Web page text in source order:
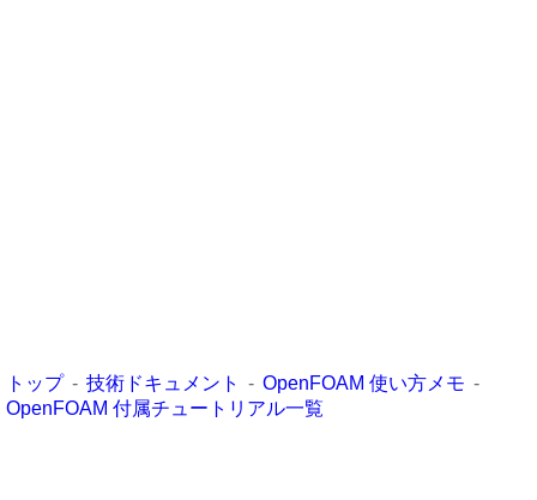
トップ 技術ドキュメント
OpenFOAM 使い方メモ
OpenFOAM 付属チュートリアル一覧